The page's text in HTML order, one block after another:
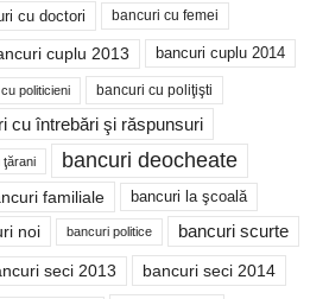
cu doctori bancuri cu femei
cuplu 2013 bancuri cuplu 2014
politicieni bancuri cu poliţişti
cu întrebări şi răspunsuri
ţărani bancuri deocheate
familiale bancuri la şcoală
noi bancuri politice bancuri scurte
seci 2013 bancuri seci 2014